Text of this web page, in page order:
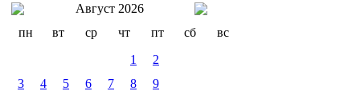
Август 2026
пн
вт ср чт пт сб
вс
1
2
3
4 5 6 7 8
9